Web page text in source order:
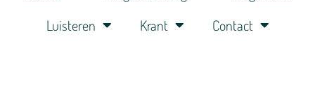
Luisteren
Krant Contact